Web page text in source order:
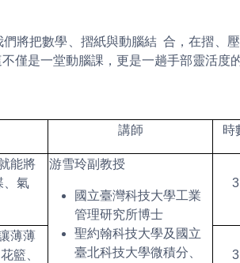
將把數學、摺紙與動腦結 合，在摺、
僅是一堂動腦課，更是一趟手部靈活度
講師 時
能將
、氣
游雪玲副教授
國立臺灣科技大學工業
管理研究所博士
聖約翰科技大學及國立
臺北科技大學微積分、
3
薄薄
籃、
3